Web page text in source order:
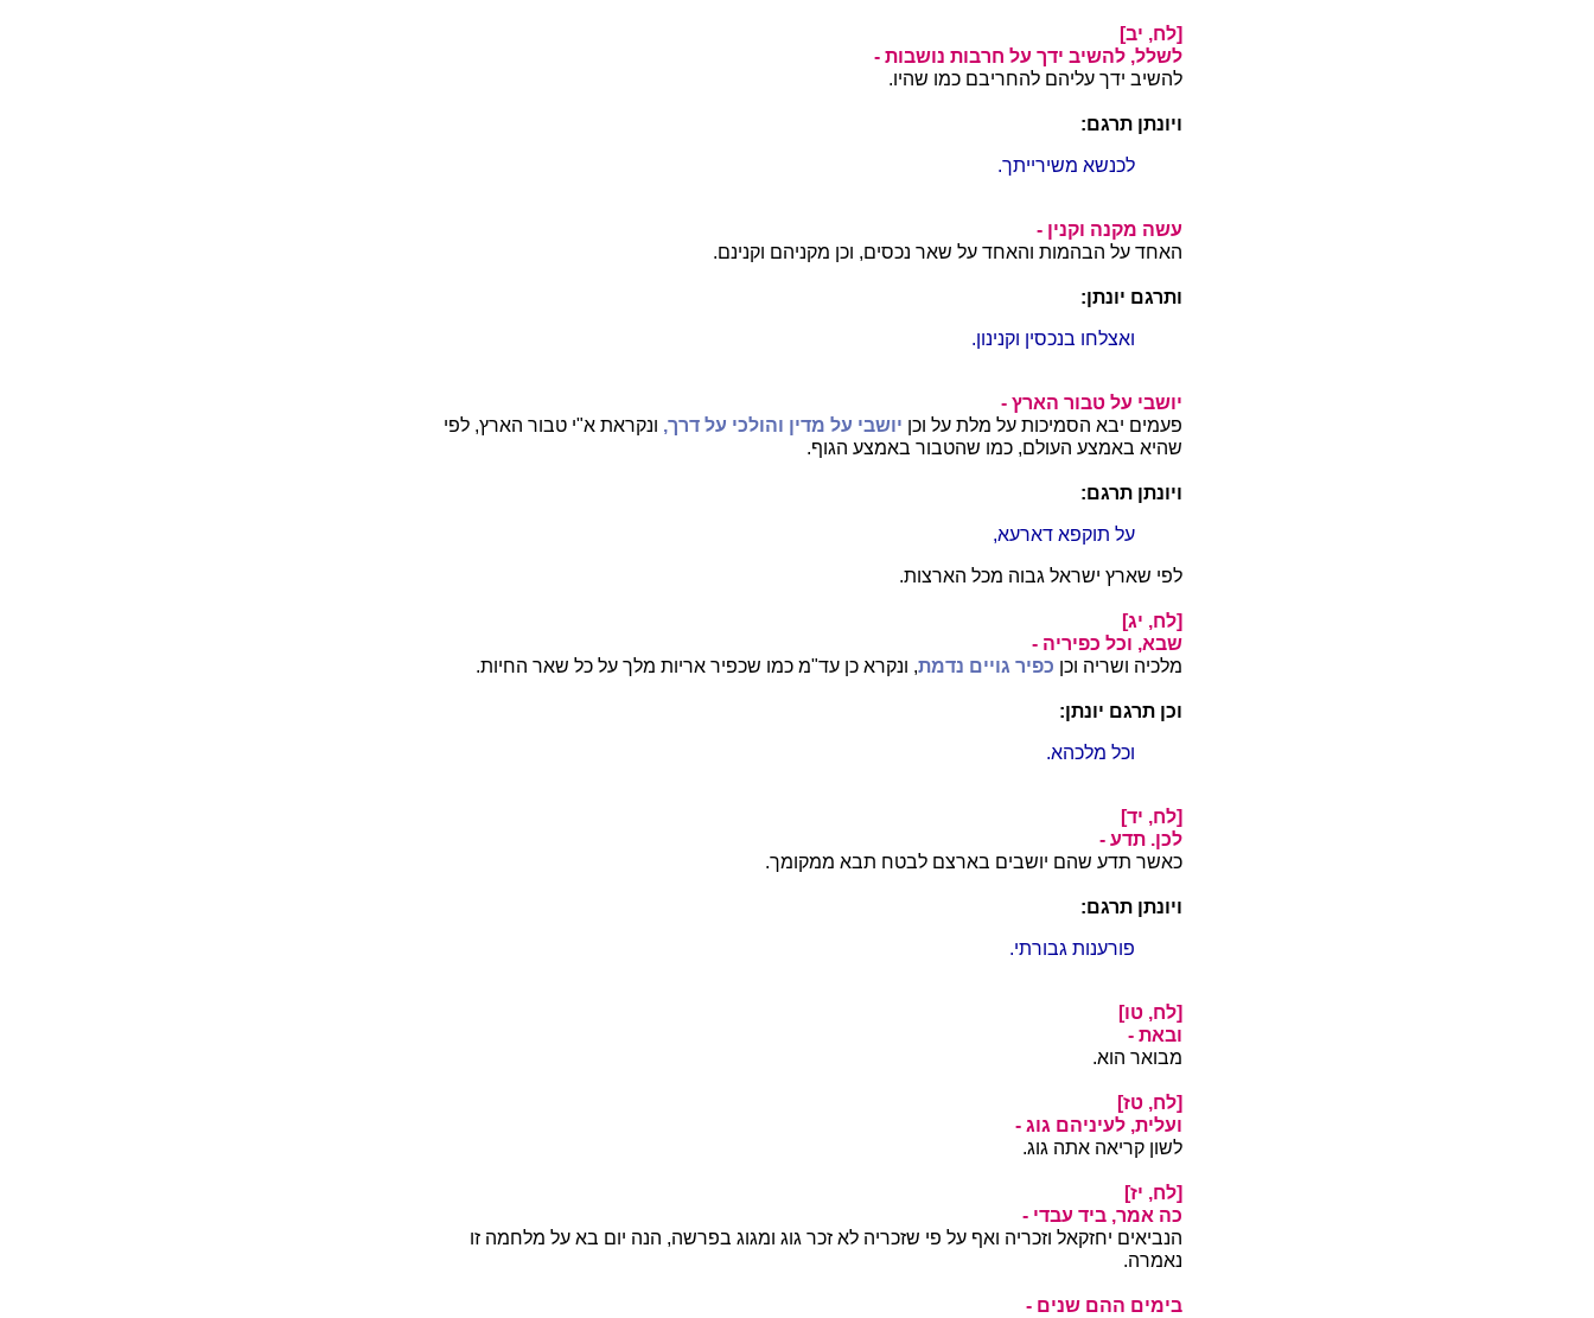
[לח, יב]
לשלל, להשיב ידך על חרבות נושבות -
להשיב ידך עליהם להחריבם כמו שהיו.
ויונתן תרגם:
לכנשא משירייתך.
עשה מקנה וקנין -
האחד על הבהמות והאחד על שאר נכסים, וכן מקניהם וקנינם.
ותרגם יונתן:
ואצלחו בנכסין וקנינון.
יושבי על טבור הארץ -
פעמים יבא הסמיכות על מלת על וכן יושבי על מדין והולכי על דרך, ונקראת א"י טבור הארץ, לפי
שהיא באמצע העולם, כמו שהטבור באמצע הגוף.
ויונתן תרגם:
על תוקפא דארעא,
לפי שארץ ישראל גבוה מכל הארצות.
[לח, יג]
שבא, וכל כפיריה -
מלכיה ושריה וכן כפיר גויים נדמת, ונקרא כן עד"מ כמו שכפיר אריות מלך על כל שאר החיות.
וכן תרגם יונתן:
וכל מלכהא.
[לח, יד]
לכן. תדע -
כאשר תדע שהם יושבים בארצם לבטח תבא ממקומך.
ויונתן תרגם:
פורענות גבורתי.
[לח, טו]
ובאת -
מבואר הוא.
[לח, טז]
ועלית, לעיניהם גוג -
לשון קריאה אתה גוג.
[לח, יז]
כה אמר, ביד עבדי -
הנביאים יחזקאל וזכריה ואף על פי שזכריה לא זכר גוג ומגוג בפרשה, הנה יום בא על מלחמה זו
נאמרה.
בימים ההם שנים -